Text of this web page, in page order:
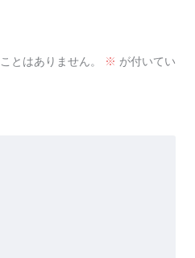
とはありません。 ※ が付いてい